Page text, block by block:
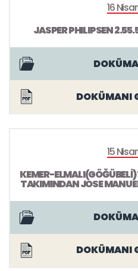
16
JASPER PHILIPSEN
DOKÜMANI
15
KEMER-
TAKIMINDAN JOSE
DOKÜMANI